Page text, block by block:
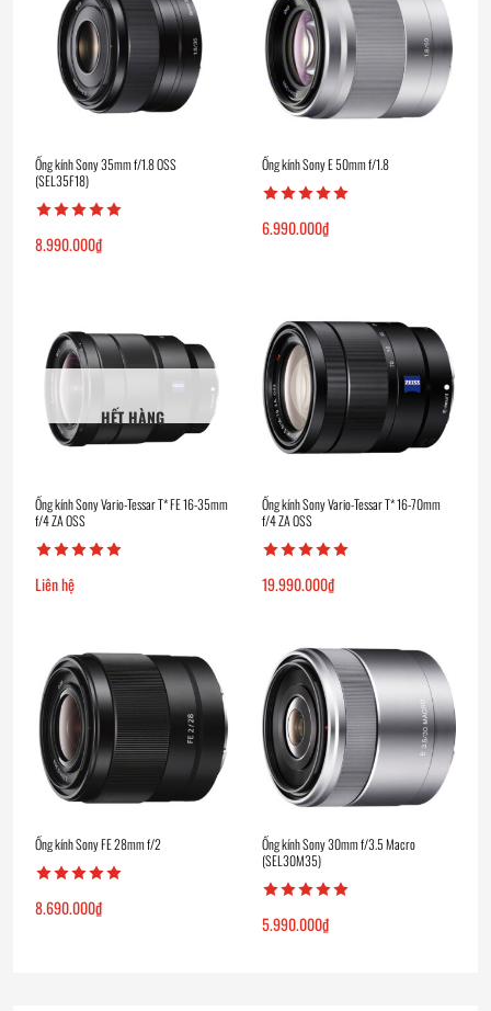
Ống kính Sony 35mm f/1.8 OSS
(SEL35F18)
8.990.000₫
Ống kính Sony E 50mm f/1.8
6.990.000₫
HẾT HÀNG
Ống kính Sony Vario-Tessar T* FE 16-35mm
f/4 ZA OSS
Liên hệ
Ống kính Sony Vario-Tessar T* 16-70mm
f/4 ZA OSS
19.990.000₫
Ống kính Sony FE 28mm f/2
8.690.000₫
Ống kính Sony 30mm f/3.5 Macro
(SEL30M35)
5.990.000₫